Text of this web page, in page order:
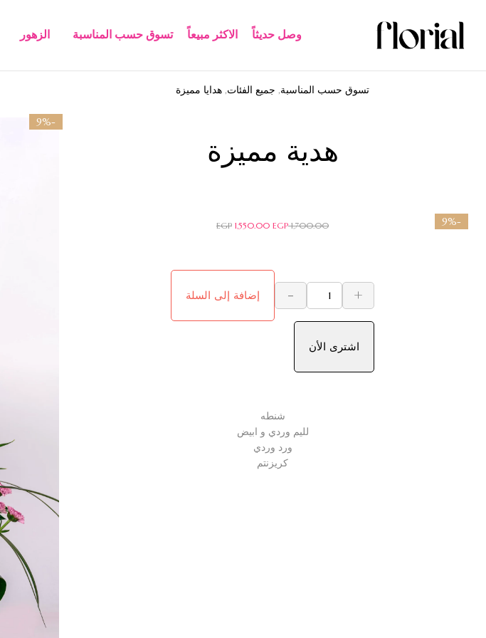
وصل حديثاً الاكثر مبيعاً​ تسوق حسب المناسبة الزهور
تسوق حسب المناسبة, جميع الفئات, هدايا مميزة
هدية مميزة
1,700.00
EGP 1,550.00 EGP -9%
+
- إضافة إلى السلة
اشترى الأن
شنطه
لليم وردي و ابيض
ورد وردي
كريزنتم
-9%